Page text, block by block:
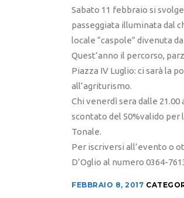
Sabato 11 febbraio si
passeggiata illuminata dal
locale “caspole” divenuta
Quest’anno il percorso,
Piazza IV Luglio: ci sarà la
all’agriturismo.
Chi venerdì sera dalle
scontato del 50%valido per
Tonale.
Per iscriversi all’evento o
D’Oglio al numero 0364-
FEBBRAIO 8, 2017